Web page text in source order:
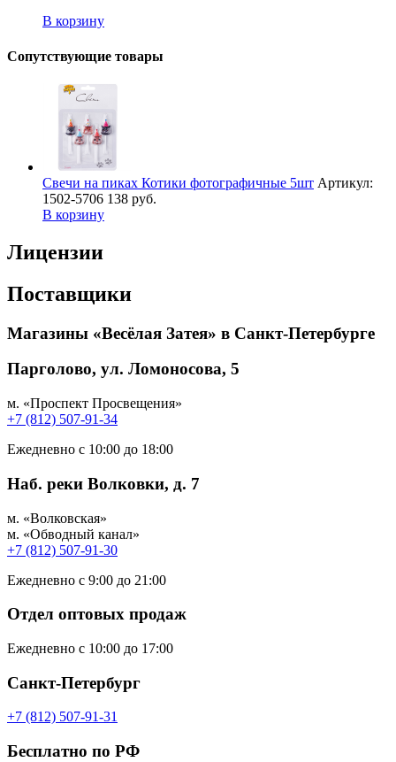
В корзину
Сопутствующие товары
Свечи на пиках Котики фотографичные 5шт Артикул:
1502-5706 138 руб.
В корзину
Лицензии
Поставщики
Магазины «Весёлая Затея» в Санкт-Петербурге
Парголово, ул. Ломоносова, 5
м. «Проспект Просвещения»
+7 (812) 507-91-34
Ежедневно с 10:00 до 18:00
Наб. реки Волковки, д. 7
м. «Волковская»
м. «Обводный канал»
+7 (812) 507-91-30
Ежедневно с 9:00 до 21:00
Отдел оптовых продаж
Ежедневно с 10:00 до 17:00
Санкт-Петербург
+7 (812) 507-91-31
Бесплатно по РФ